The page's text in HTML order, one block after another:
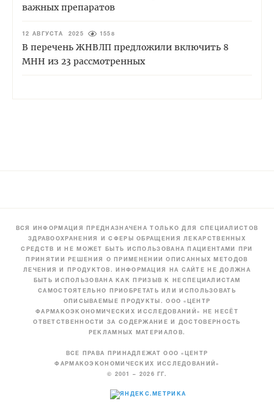
важных препаратов
12 АВГУСТА 2025 1558
В перечень ЖНВЛП предложили включить 8
МНН из 23 рассмотренных
ВСЯ ИНФОРМАЦИЯ ПРЕДНАЗНАЧЕНА ТОЛЬКО ДЛЯ СПЕЦИАЛИСТОВ
ЗДРАВООХРАНЕНИЯ И СФЕРЫ ОБРАЩЕНИЯ ЛЕКАРСТВЕННЫХ
СРЕДСТВ И НЕ МОЖЕТ БЫТЬ ИСПОЛЬЗОВАНА ПАЦИЕНТАМИ ПРИ
ПРИНЯТИИ РЕШЕНИЯ О ПРИМЕНЕНИИ ОПИСАННЫХ МЕТОДОВ
ЛЕЧЕНИЯ И ПРОДУКТОВ. ИНФОРМАЦИЯ НА САЙТЕ НЕ ДОЛЖНА
БЫТЬ ИСПОЛЬЗОВАНА КАК ПРИЗЫВ К НЕСПЕЦИАЛИСТАМ
САМОСТОЯТЕЛЬНО ПРИОБРЕТАТЬ ИЛИ ИСПОЛЬЗОВАТЬ
ОПИСЫВАЕМЫЕ ПРОДУКТЫ. ООО «ЦЕНТР
ФАРМАКОЭКОНОМИЧЕСКИХ ИССЛЕДОВАНИЙ» НЕ НЕСЁТ
ОТВЕТСТВЕННОСТИ ЗА СОДЕРЖАНИЕ И ДОСТОВЕРНОСТЬ
РЕКЛАМНЫХ МАТЕРИАЛОВ.
ВСЕ ПРАВА ПРИНАДЛЕЖАТ ООО «ЦЕНТР
ФАРМАКОЭКОНОМИЧЕСКИХ ИССЛЕДОВАНИЙ»
© 2001 – 2026 ГГ.